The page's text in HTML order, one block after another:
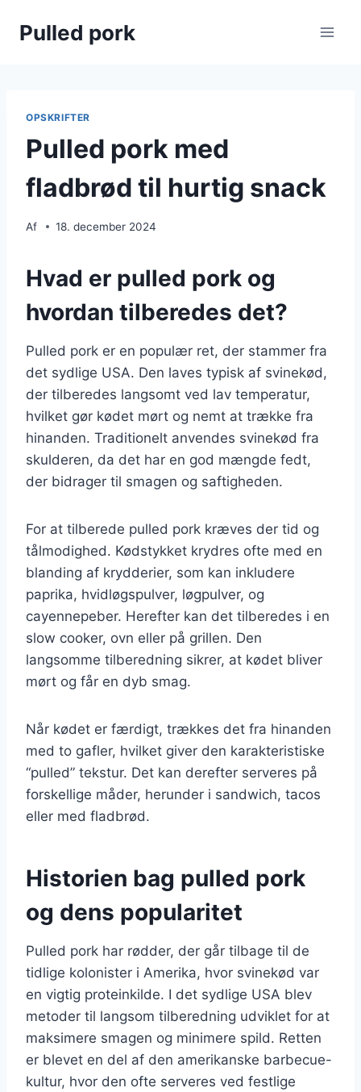
Pulled pork
OPSKRIFTER
Pulled pork med
fladbrød til hurtig snack
Af 18. december 2024
Hvad er pulled pork og
hvordan tilberedes det?
Pulled pork er en populær ret, der stammer fra
det sydlige USA. Den laves typisk af svinekød,
der tilberedes langsomt ved lav temperatur,
hvilket gør kødet mørt og nemt at trække fra
hinanden. Traditionelt anvendes svinekød fra
skulderen, da det har en god mængde fedt,
der bidrager til smagen og saftigheden.
For at tilberede pulled pork kræves der tid og
tålmodighed. Kødstykket krydres ofte med en
blanding af krydderier, som kan inkludere
paprika, hvidløgspulver, løgpulver, og
cayennepeber. Herefter kan det tilberedes i en
slow cooker, ovn eller på grillen. Den
langsomme tilberedning sikrer, at kødet bliver
mørt og får en dyb smag.
Når kødet er færdigt, trækkes det fra hinanden
med to gafler, hvilket giver den karakteristiske
“pulled” tekstur. Det kan derefter serveres på
forskellige måder, herunder i sandwich, tacos
eller med fladbrød.
Historien bag pulled pork
og dens popularitet
Pulled pork har rødder, der går tilbage til de
tidlige kolonister i Amerika, hvor svinekød var
en vigtig proteinkilde. I det sydlige USA blev
metoder til langsom tilberedning udviklet for at
maksimere smagen og minimere spild. Retten
er blevet en del af den amerikanske barbecue-
kultur, hvor den ofte serveres ved festlige